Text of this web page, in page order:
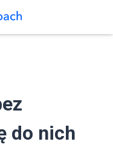
do nich